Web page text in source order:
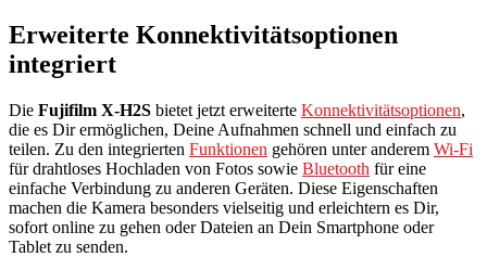
Erweiterte Konnektivitätsoptionen
integriert
Die Fujifilm X-H2S bietet jetzt erweiterte Konnektivitätsoptionen,
die es Dir ermöglichen, Deine Aufnahmen schnell und einfach zu
teilen. Zu den integrierten Funktionen gehören unter anderem Wi-Fi
für drahtloses Hochladen von Fotos sowie Bluetooth für eine
einfache Verbindung zu anderen Geräten. Diese Eigenschaften
machen die Kamera besonders vielseitig und erleichtern es Dir,
sofort online zu gehen oder Dateien an Dein Smartphone oder
Tablet zu senden.